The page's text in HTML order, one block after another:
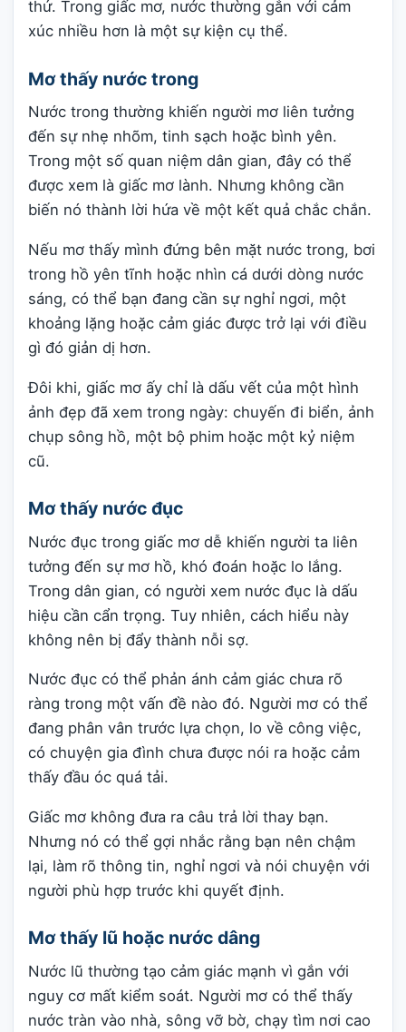
thứ. Trong giấc mơ, nước thường gắn với cảm
xúc nhiều hơn là một sự kiện cụ thể.
Mơ thấy nước trong
Nước trong thường khiến người mơ liên tưởng
đến sự nhẹ nhõm, tinh sạch hoặc bình yên.
Trong một số quan niệm dân gian, đây có thể
được xem là giấc mơ lành. Nhưng không cần
biến nó thành lời hứa về một kết quả chắc chắn.
Nếu mơ thấy mình đứng bên mặt nước trong, bơi
trong hồ yên tĩnh hoặc nhìn cá dưới dòng nước
sáng, có thể bạn đang cần sự nghỉ ngơi, một
khoảng lặng hoặc cảm giác được trở lại với điều
gì đó giản dị hơn.
Đôi khi, giấc mơ ấy chỉ là dấu vết của một hình
ảnh đẹp đã xem trong ngày: chuyến đi biển, ảnh
chụp sông hồ, một bộ phim hoặc một kỷ niệm
cũ.
Mơ thấy nước đục
Nước đục trong giấc mơ dễ khiến người ta liên
tưởng đến sự mơ hồ, khó đoán hoặc lo lắng.
Trong dân gian, có người xem nước đục là dấu
hiệu cần cẩn trọng. Tuy nhiên, cách hiểu này
không nên bị đẩy thành nỗi sợ.
Nước đục có thể phản ánh cảm giác chưa rõ
ràng trong một vấn đề nào đó. Người mơ có thể
đang phân vân trước lựa chọn, lo về công việc,
có chuyện gia đình chưa được nói ra hoặc cảm
thấy đầu óc quá tải.
Giấc mơ không đưa ra câu trả lời thay bạn.
Nhưng nó có thể gợi nhắc rằng bạn nên chậm
lại, làm rõ thông tin, nghỉ ngơi và nói chuyện với
người phù hợp trước khi quyết định.
Mơ thấy lũ hoặc nước dâng
Nước lũ thường tạo cảm giác mạnh vì gắn với
nguy cơ mất kiểm soát. Người mơ có thể thấy
nước tràn vào nhà, sông vỡ bờ, chạy tìm nơi cao